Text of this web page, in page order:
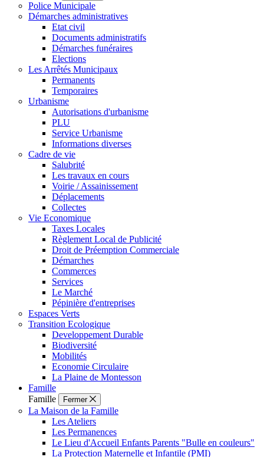
Police Municipale
Démarches administratives
Etat civil
Documents administratifs
Démarches funéraires
Elections
Les Arrêtés Municipaux
Permanents
Temporaires
Urbanisme
Autorisations d'urbanisme
PLU
Service Urbanisme
Informations diverses
Cadre de vie
Salubrité
Les travaux en cours
Voirie / Assainissement
Déplacements
Collectes
Vie Economique
Taxes Locales
Règlement Local de Publicité
Droit de Préemption Commerciale
Démarches
Commerces
Services
Le Marché
Pépinière d'entreprises
Espaces Verts
Transition Ecologique
Developpement Durable
Biodiversité
Mobilités
Economie Circulaire
La Plaine de Montesson
Famille
Famille
Fermer
La Maison de la Famille
Les Ateliers
Les Permanences
Le Lieu d'Accueil Enfants Parents "Bulle en couleurs"
La Protection Maternelle et Infantile (PMI)